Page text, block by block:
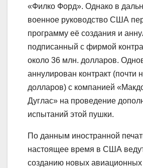
«Филко Форд». Однако в
военное руководство США
программу её создания и
подписанный с фирмой
около 36 млн. долларов.
аннулирован контракт (почти
долларов) с компанией
Дуглас» на проведение
испытаний этой пушки.
По данным иностранной
настоящее время в США
созданию новых